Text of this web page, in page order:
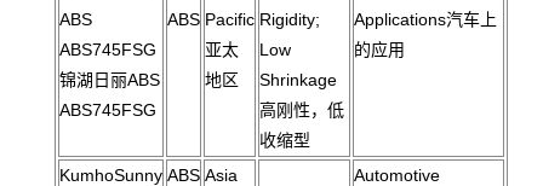
ABS
ABS745FSG
锦湖日丽ABS
ABS745FSG
ABS Pacific
亚太
地区
Rigidity;
Low
Shrinkage
高刚性，低
收缩型
Applications汽车上
的应用
KumhoSunny ABS Asia
Automotive